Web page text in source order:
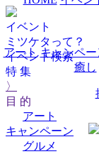
イベント
ミツケタって？
イベント検索
特 集
〉
目 的
アート
キャンペーン
グルメ
アート キャンペー
癒し